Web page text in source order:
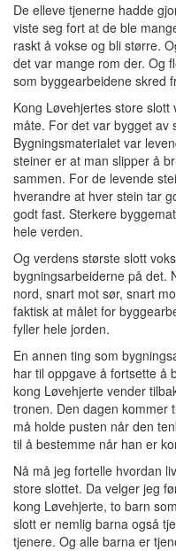
De elleve tjenerne hadde
viste seg fort at de ble
raskt å vokse og bli større.
det var mange rom der. Og
som byggearbeidene skred
Kong Løvehjertes store
måte. For det var bygget av
Bygningsmaterialet var
steiner er at man slipper å
sammen. For de levende
hverandre at hver stein tar
godt fast. Sterkere
hele verden.
Og verdens største slott
bygningsarbeiderne på det.
nord, snart mot sør, snart
faktisk at målet for
fyller hele jorden.
En annen ting som
har til oppgave å fortsette å
kong Løvehjerte vender
tronen. Den dagen kommer
må holde pusten når den
til å bestemme når han er
Nå må jeg fortelle hvordan
store slottet. Da velger jeg
kong Løvehjerte, to barn
slott er nemlig barna også
tjenere. Og alle barna er